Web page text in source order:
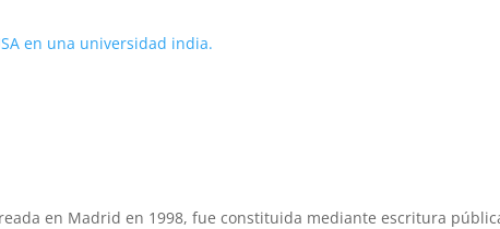
en una universidad india.
en Madrid en 1998, fue constituida mediante escritura